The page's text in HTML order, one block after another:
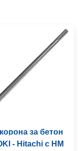
за бетон
- Hitachi с HM